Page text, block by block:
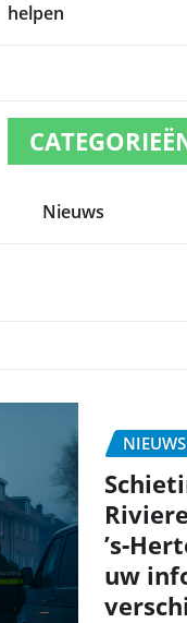
helpen
Nieuws
NIEUWS
uw